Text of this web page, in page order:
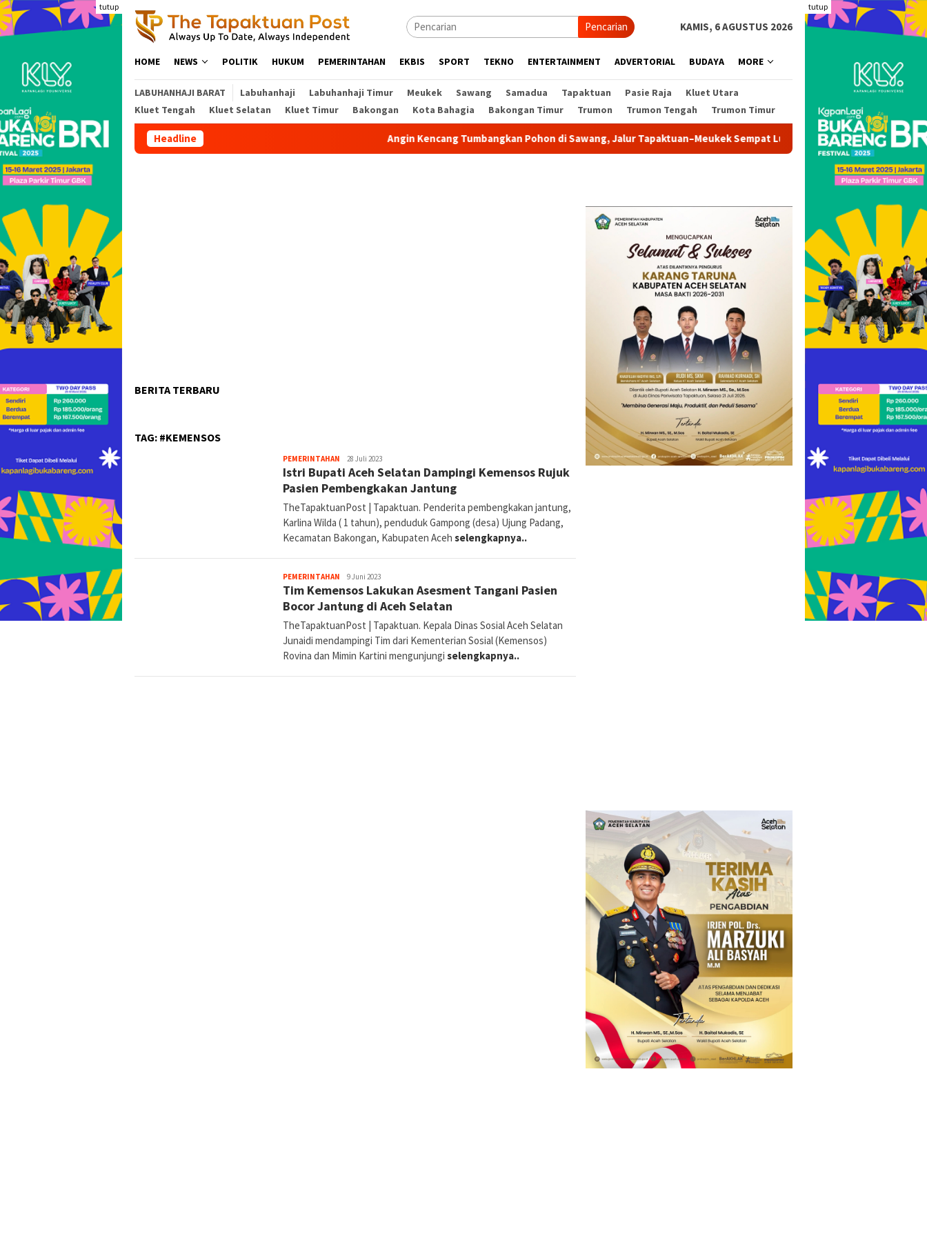
Loncat
ke
konten
tutup tutup
Pencarian KAMIS, 6 AGUSTUS 2026
HOME NEWS POLITIK HUKUM PEMERINTAHAN EKBIS SPORT TEKNO ENTERTAINMENT ADVERTORIAL BUDAYA MORE
LABUHANHAJI BARAT Labuhanhaji Labuhanhaji Timur Meukek Sawang Samadua Tapaktuan Pasie Raja
Kluet Utara
Kluet Tengah
Kluet Selatan Kluet Timur Bakongan Kota Bahagia Bakongan Timur Trumon Trumon Tengah Trumon Timur
Headline Angin Kencang Tumbangkan Pohon di Sawang, Jalur Tapaktuan–Meukek Sempat Lumpuh Pemkab Aceh Selatan
BERITA TERBARU
TAG: #KEMENSOS
PEMERINTAHAN Redaksi
28 Juli 2023
Istri Bupati Aceh Selatan Dampingi Kemensos Rujuk
Pasien Pembengkakan Jantung
TheTapaktuanPost | Tapaktuan. Penderita pembengkakan jantung,
Karlina Wilda ( 1 tahun), penduduk Gampong (desa) Ujung Padang,
Kecamatan Bakongan, Kabupaten Aceh selengkapnya..
PEMERINTAHAN Redaksi
9 Juni 2023
Tim Kemensos Lakukan Asesment Tangani Pasien
Bocor Jantung di Aceh Selatan
TheTapaktuanPost | Tapaktuan. Kepala Dinas Sosial Aceh Selatan
Junaidi mendampingi Tim dari Kementerian Sosial (Kemensos)
Rovina dan Mimin Kartini mengunjungi selengkapnya..